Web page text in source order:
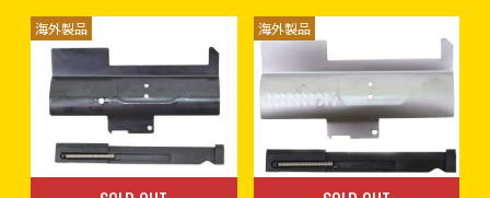
海外製品 海外製品